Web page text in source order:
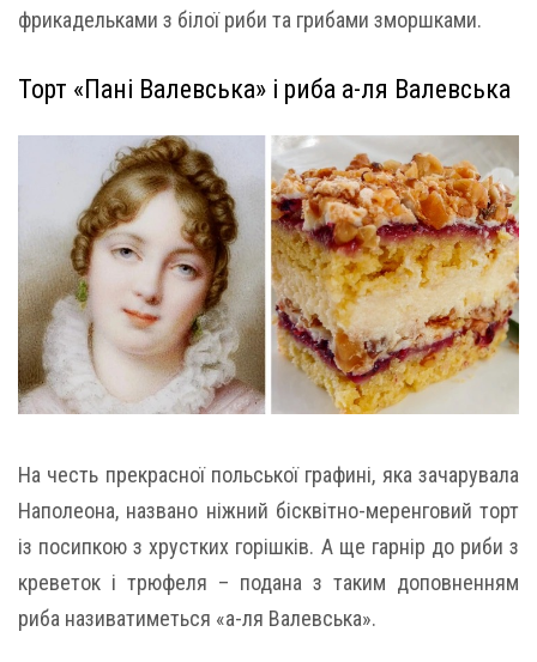
фрикадельками з білої риби та грибами зморшками.
Торт «Пані Валевська» і риба а-ля Валевська
На честь прекрасної польської графині, яка зачарувала
Наполеона, названо ніжний бісквітно-меренговий торт
із посипкою з хрустких горішків. А ще гарнір до риби з
креветок і трюфеля – подана з таким доповненням
риба називатиметься «а-ля Валевська».